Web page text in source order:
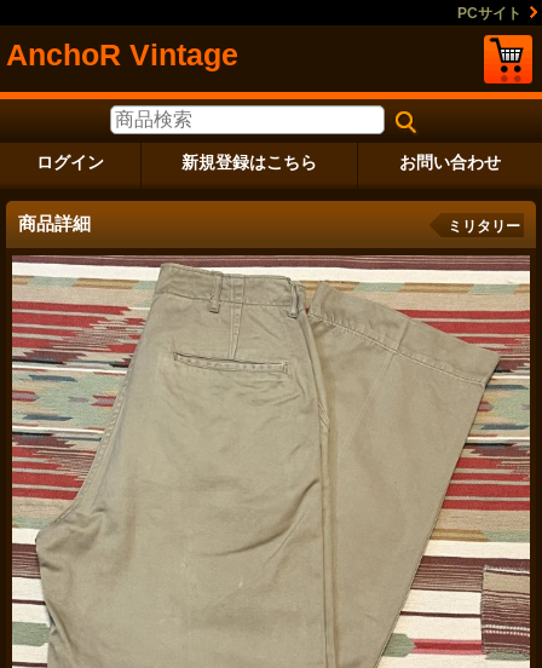
PCサイト
AnchoR Vintage
ログイン 新規登録はこちら お問い合わせ
商品詳細 ミリタリー